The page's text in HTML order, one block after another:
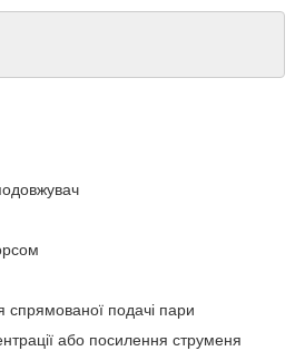
спрямованої подачі пари
або посилення струменя